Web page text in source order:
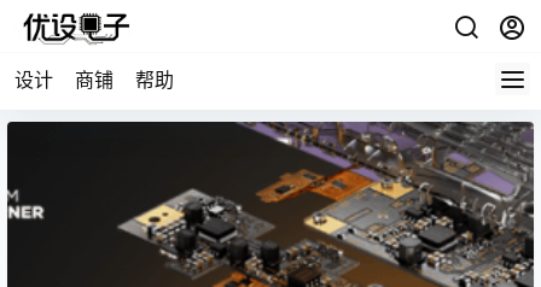
设计 商铺 帮助